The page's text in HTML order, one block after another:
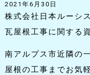
2021年6月30日
株式会社日本ルーシ
瓦屋根工事に関する
南アルプス市近隣の
屋根の工事までお気